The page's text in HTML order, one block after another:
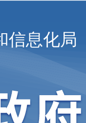
信息化局